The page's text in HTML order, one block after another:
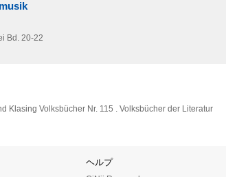
Bd. 20-22
Klasing Volksbücher Nr. 115 . Volksbücher der Literatur
ヘルプ